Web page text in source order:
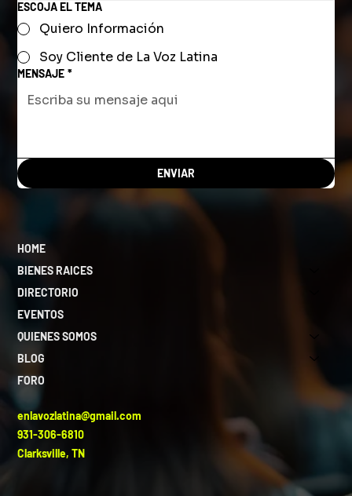
ESCOJA EL TEMA
Quiero Información
Soy Cliente de La Voz Latina
MENSAJE *
ENVIAR
HOME
BIENES RAICES
DIRECTORIO
EVENTOS
QUIENES SOMOS
BLOG
FORO
enlavozlatina@gmail.com
931-306-6810
Clarksville, TN